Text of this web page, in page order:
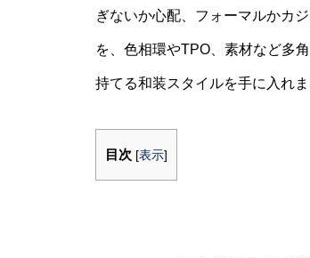
ぎないか心配、フォーマルかカ
を、色相環やTPO、素材など多
持てる和装スタイルを手に入れま
目次 [表示]